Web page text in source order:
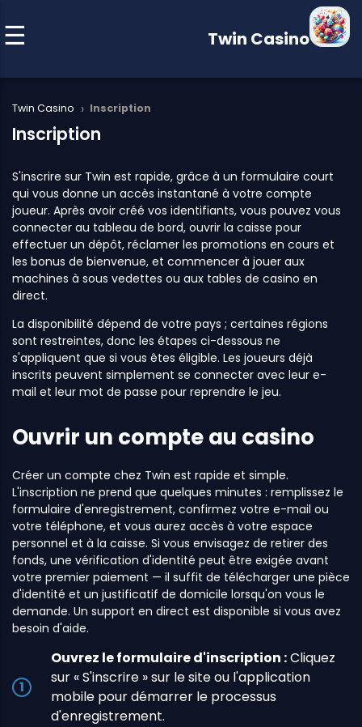
Twin Casino
Twin Casino › Inscription
Inscription
S'inscrire sur Twin est rapide, grâce à un formulaire court
qui vous donne un accès instantané à votre compte
joueur. Après avoir créé vos identifiants, vous pouvez vous
connecter au tableau de bord, ouvrir la caisse pour
effectuer un dépôt, réclamer les promotions en cours et
les bonus de bienvenue, et commencer à jouer aux
machines à sous vedettes ou aux tables de casino en
direct.
La disponibilité dépend de votre pays ; certaines régions
sont restreintes, donc les étapes ci-dessous ne
s'appliquent que si vous êtes éligible. Les joueurs déjà
inscrits peuvent simplement se connecter avec leur e-
mail et leur mot de passe pour reprendre le jeu.
Ouvrir un compte au casino
Créer un compte chez Twin est rapide et simple.
L'inscription ne prend que quelques minutes : remplissez le
formulaire d'enregistrement, confirmez votre e-mail ou
votre téléphone, et vous aurez accès à votre espace
personnel et à la caisse. Si vous envisagez de retirer des
fonds, une vérification d'identité peut être exigée avant
votre premier paiement — il suffit de télécharger une pièce
d'identité et un justificatif de domicile lorsqu'on vous le
demande. Un support en direct est disponible si vous avez
besoin d'aide.
Ouvrez le formulaire d'inscription :Cliquez
sur « S'inscrire » sur le site ou l'application
mobile pour démarrer le processus
d'enregistrement.